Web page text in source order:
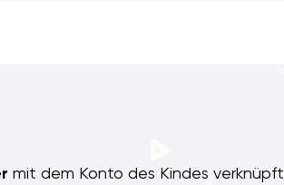
mit dem Konto des Kindes verknüpft